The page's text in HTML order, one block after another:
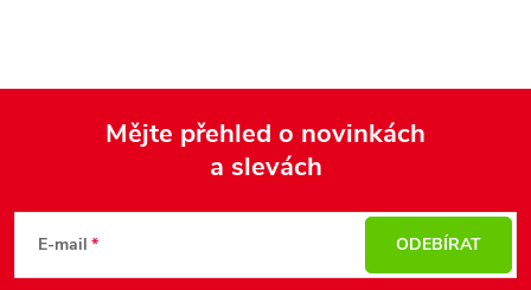
Mějte přehled o novinkách
a slevách
E-mail ODEBÍRAT